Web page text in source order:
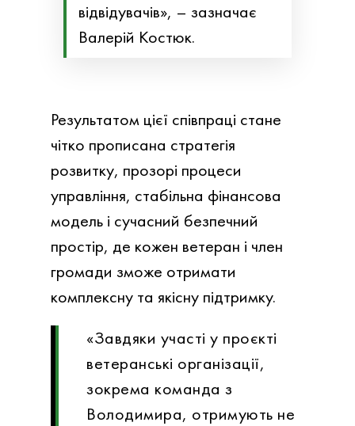
відвідувачів», – зазначає
Валерій Костюк.
Результатом цієї співпраці стане
чітко прописана стратегія
розвитку, прозорі процеси
управління, стабільна фінансова
модель і сучасний безпечний
простір, де кожен ветеран і член
громади зможе отримати
комплексну та якісну підтримку.
«Завдяки участі у проєкті
ветеранські організації,
зокрема команда з
Володимира, отримують не